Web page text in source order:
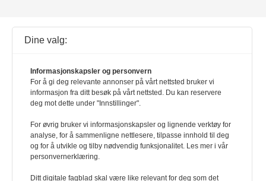
d Kontakt oss
g Følg oss på Twitter
Følg oss på Facebook
Dine valg:
Informasjonskapsler og personvern
For å gi deg relevante annonser på vårt nettsted bruker vi
informasjon fra ditt besøk på vårt nettsted. Du kan reservere
deg mot dette under "Innstillinger".
For øvrig bruker vi informasjonskapsler og lignende verktøy for
analyse, for å sammenligne nettlesere, tilpasse innhold til deg
og for å utvikle og tilby nødvendig funksjonalitet. Les mer i vår
personvernerklæring.
Ditt digitale fagblad skal være like relevant for deg som det